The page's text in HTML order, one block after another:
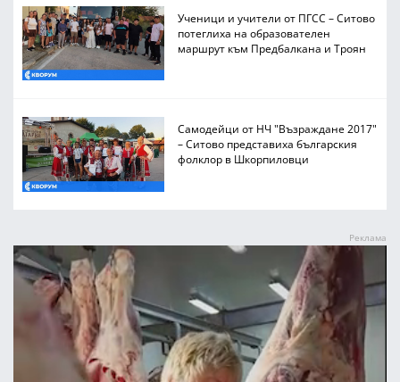
Ученици и учители от ПГСС – Ситово
потеглиха на образователен
маршрут към Предбалкана и Троян
Самодейци от НЧ "Възраждане 2017"
– Ситово представиха българския
фолклор в Шкорпиловци